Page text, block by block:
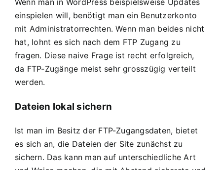
Wenn man in WordPress beispielsweise Updates
einspielen will, benötigt man ein Benutzerkonto
mit Administratorrechten. Wenn man beides nicht
hat, lohnt es sich nach dem FTP Zugang zu
fragen. Diese naive Frage ist recht erfolgreich,
da FTP-Zugänge meist sehr grosszügig verteilt
werden.
Dateien lokal sichern
Ist man im Besitz der FTP-Zugangsdaten, bietet
es sich an, die Dateien der Site zunächst zu
sichern. Das kann man auf unterschiedliche Art